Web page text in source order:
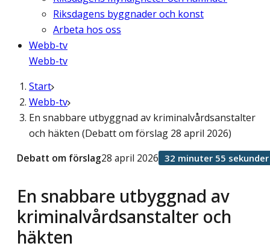
Riksdagens byggnader och konst
Arbeta hos oss
Webb-tv
Webb-tv
Start
Webb-tv
En snabbare utbyggnad av kriminalvårdsanstalter
och häkten (Debatt om förslag 28 april 2026)
En snabbare utbyggnad av
kriminalvårdsanstalter och
häkten
Debatt om förslag28 april 2026 32 minuter 55 sekunder